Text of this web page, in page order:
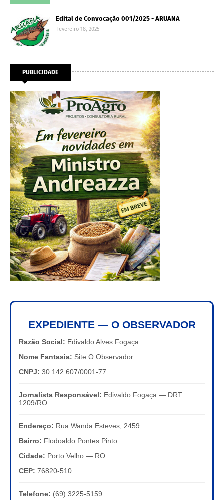
Edital de Convocação 001/2025 - ARUANA
Fevereiro 18, 2025
PUBLICIDADE
EXPEDIENTE — O OBSERVADOR
Razão Social: Edivaldo Alves Fogaça
Nome Fantasia: Site O Observador
CNPJ: 30.142.607/0001-77
Jornalista Responsável: Edivaldo Fogaça — DRT
1209/RO
Endereço: Rua Wanda Esteves, 2459
Bairro: Flodoaldo Pontes Pinto
Cidade: Porto Velho — RO
CEP: 76820-510
Telefone: (69) 3225-5159